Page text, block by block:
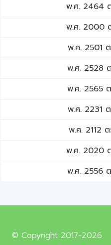
พ.ศ. 2464
พ.ศ. 2000
พ.ศ. 2501
พ.ศ. 2528
พ.ศ. 2565
พ.ศ. 2231
พ.ศ. 2112
พ.ศ. 2020
พ.ศ. 2556
© Copyright 2017-2026